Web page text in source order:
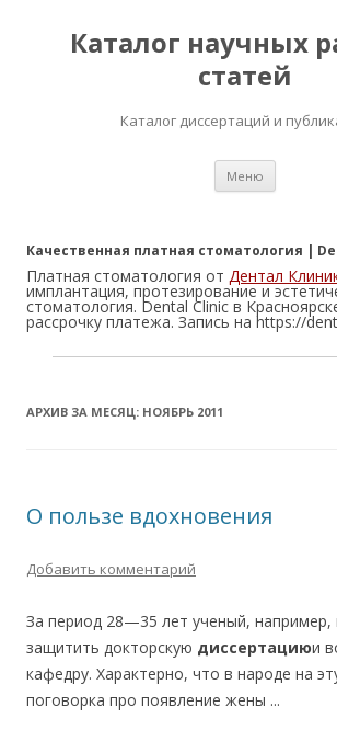
Каталог научных
статей
Каталог диссертаций и
Меню
Качественная платная стоматология |
Платная стоматология от Дентал
имплантация, протезирование и
стоматология. Dental Clinic в
рассрочку платежа. Запись на https://
АРХИВ ЗА МЕСЯЦ: НОЯБРЬ 2011
О пользе вдохновения
Добавить комментарий
За период 28—35 лет ученый, например,
защитить докторскую диссертациюи
кафедру. Характерно, что в народе на
поговорка про появление жены ...